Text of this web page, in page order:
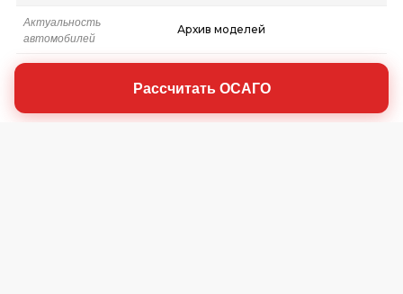
Актуальность
автомобилей
Архив моделей
Рассчитать ОСАГО